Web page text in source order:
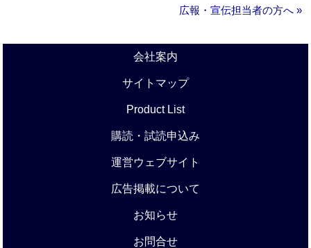
広報・宣伝担当者の方へ »
会社案内
サイトマップ
Product List
購読・試読申込み
運営ウェブサイト
広告掲載について
お知らせ
お問合せ